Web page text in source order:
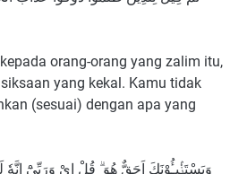
orang-orang yang zalim itu,
yang kekal. Kamu tidak
(sesuai) dengan apa yang
وَيَسْتَنْۢبِـُٔوْنَكَ اَحَقٌّ هُوَ ۗ قُلْ اِيْ وَرَبِّيْٓ